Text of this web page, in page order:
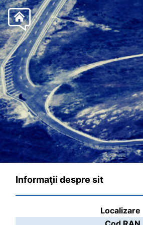
Informaţii despre sit
Localizare